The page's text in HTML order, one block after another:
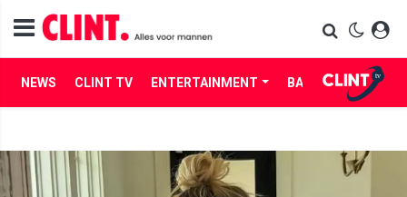
NEWS CLINT TV ENTERTAINMENT BABES LIFE